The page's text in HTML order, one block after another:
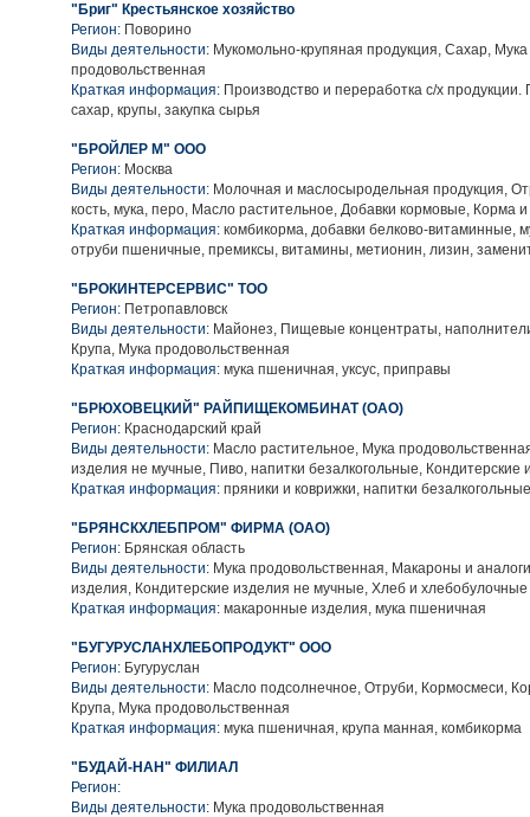
"Бриг" Крестьянское хозяйство
Регион: Поворино
Виды деятельности: Мукомольно-крупяная продукция, Сахар, Мука
продовольственная
Краткая информация: Производство и переработка с/х
сахар, крупы, закупка сырья
"БРОЙЛЕР М" ООО
Регион: Москва
Виды деятельности: Молочная и маслосыродельная продукция,
кость, мука, перо, Масло растительное, Добавки кормовые, Корма
Краткая информация: комбикорма, добавки белково-витаминные,
отруби пшеничные, премиксы, витамины, метионин, лизин,
"БРОКИНТЕРСЕРВИС" ТОО
Регион: Петропавловск
Виды деятельности: Майонез, Пищевые концентраты,
Крупа, Мука продовольственная
Краткая информация: мука пшеничная, уксус, приправы
"БРЮХОВЕЦКИЙ" РАЙПИЩЕКОМБИНАТ (ОАО)
Регион: Краснодарский край
Виды деятельности: Масло растительное, Мука
изделия не мучные, Пиво, напитки безалкогольные, Кондитерские
Краткая информация: пряники и коврижки, напитки
"БРЯНСКХЛЕБПРОМ" ФИРМА (ОАО)
Регион: Брянская область
Виды деятельности: Мука продовольственная, Макароны и
изделия, Кондитерские изделия не мучные, Хлеб и
Краткая информация: макаронные изделия, мука пшеничная
"БУГУРУСЛАНХЛЕБОПРОДУКТ" ООО
Регион: Бугуруслан
Виды деятельности: Масло подсолнечное, Отруби, Кормосмеси,
Крупа, Мука продовольственная
Краткая информация: мука пшеничная, крупа манная, комбикорма
"БУДАЙ-НАН" ФИЛИАЛ
Регион:
Виды деятельности: Мука продовольственная